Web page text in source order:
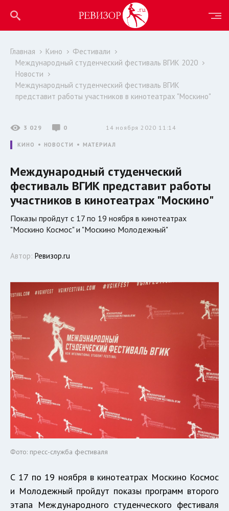
Главная Кино
Фестивали
Международный студенческий фестиваль ВГИК 2020
Новости
Международный студенческий фестиваль ВГИК
представит работы участников в кинотеатрах "Москино"
3 029 0 14 ноября 2020 11:14
КИНО НОВОСТИ МАТЕРИАЛ
Международный студенческий
фестиваль ВГИК представит работы
участников в кинотеатрах "Москино"
Показы пройдут с 17 по 19 ноября в кинотеатрах
"Москино Космос" и "Москино Молодежный"
Автор: Ревизор.ru
Фото: пресс-служба фестиваля
С 17 по 19 ноября в кинотеатрах Москино Космос
и Молодежный пройдут показы программ второго
этапа Международного студенческого фестиваля